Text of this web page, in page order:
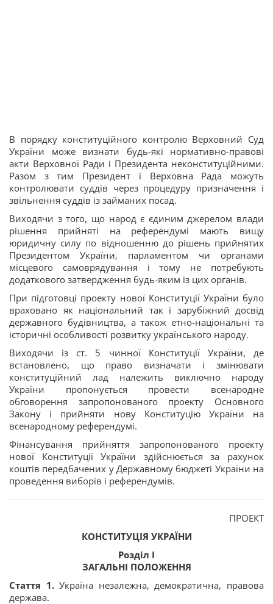
В порядку конституційного контролю Верховний Суд
України може визнати будь-які нормативно-правові
акти Верховної Ради і Президента неконституційними.
Разом з тим Президент і Верховна Рада можуть
контролювати суддів через процедуру призначення і
звільнення суддів із займаних посад.
Виходячи з того, що народ є єдиним джерелом влади
рішення прийняті на референдумі мають вищу
юридичну силу по відношенню до рішень прийнятих
Президентом України, парламентом чи органами
місцевого самоврядування і тому не потребують
додаткового затвердження будь-яким із цих органів.
При підготовці проекту нової Конституції України було
враховано як національний так і зарубіжний досвід
державного будівництва, а також етно-національні та
історичні особливості розвитку українського народу.
Виходячи із ст. 5 чинної Конституції України, де
встановлено, що право визначати і змінювати
конституційний лад належить виключно народу
України пропонується провести всенародне
обговорення запропонованого проекту Основного
Закону і прийняти нову Конституцію України на
всенародному референдумі.
Фінансування прийняття запропонованого проекту
нової Конституції України здійснюється за рахунок
коштів передбачених у Державному бюджеті України на
проведення виборів і референдумів.
ПРОЕКТ
КОНСТИТУЦІЯ УКРАЇНИ
Розділ I
ЗАГАЛЬНІ ПОЛОЖЕННЯ
Стаття 1.Україна незалежна, демократична, правова
держава.